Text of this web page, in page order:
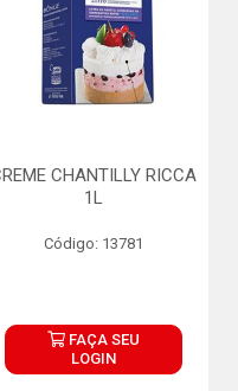
CHANTILLY RICCA
1L
Código: 13781
FAÇA SEU
LOGIN